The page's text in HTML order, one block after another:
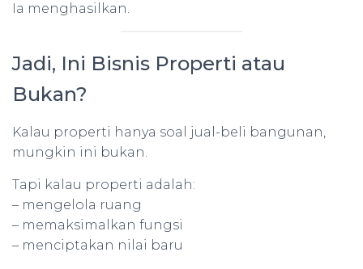
Ia menghasilkan.
Jadi, Ini Bisnis Properti atau
Bukan?
Kalau properti hanya soal jual-beli bangunan,
mungkin ini bukan.
Tapi kalau properti adalah:
– mengelola ruang
– memaksimalkan fungsi
– menciptakan nilai baru